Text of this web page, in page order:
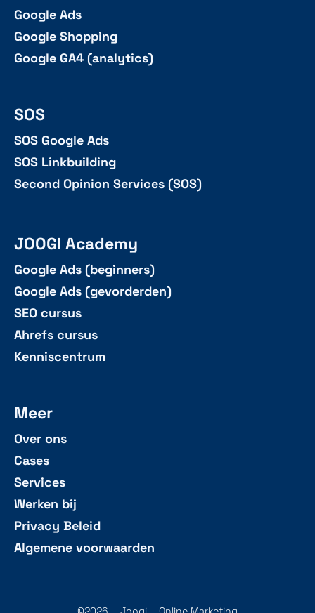
Google Ads
Google Shopping
Google GA4 (analytics)
SOS
SOS Google Ads
SOS Linkbuilding
Second Opinion Services (SOS)
JOOGI Academy
Google Ads (beginners)
Google Ads (gevorderden)
SEO cursus
Ahrefs cursus
Kenniscentrum
Meer
Over ons
Cases
Services
Werken bij
Privacy Beleid
Algemene voorwaarden